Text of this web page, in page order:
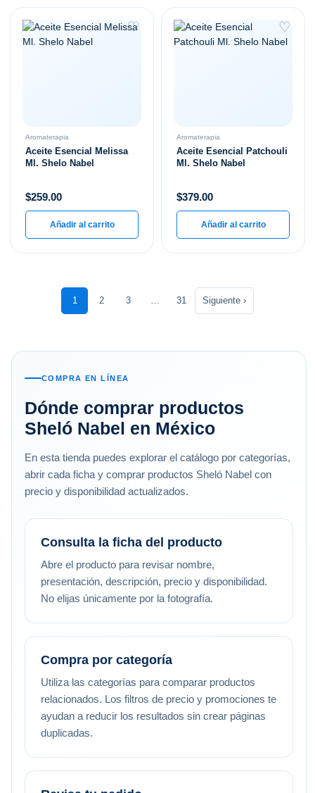
♡
Aromaterapia
Aceite Esencial Melissa
Ml. Shelo Nabel
$259.00
Añadir al carrito
♡
Aromaterapia
Aceite Esencial Patchouli
Ml. Shelo Nabel
$379.00
Añadir al carrito
1 2 3 … 31 Siguiente ›
COMPRA EN LÍNEA
Dónde comprar productos
Sheló Nabel en México
En esta tienda puedes explorar el catálogo por categorías,
abrir cada ficha y comprar productos Sheló Nabel con
precio y disponibilidad actualizados.
Consulta la ficha del producto
Abre el producto para revisar nombre,
presentación, descripción, precio y disponibilidad.
No elijas únicamente por la fotografía.
Compra por categoría
Utiliza las categorías para comparar productos
relacionados. Los filtros de precio y promociones te
ayudan a reducir los resultados sin crear páginas
duplicadas.